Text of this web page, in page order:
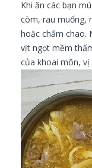
Khi ăn các bạn
còm, rau muống,
hoặc chấm chao.
vịt ngọt mềm
của khoai môn, vị